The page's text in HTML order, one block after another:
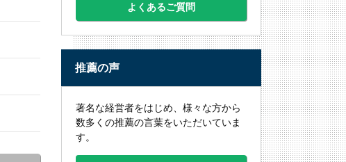
よくあるご質問
推薦の声
著名な経営者をはじめ、様々な方から
数多くの推薦の言葉をいただいていま
す。